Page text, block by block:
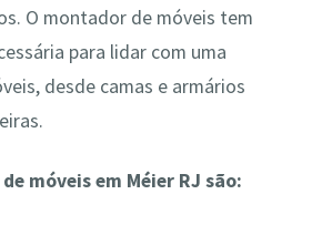
O montador de móveis tem
para lidar com uma
desde camas e armários
móveis em Méier RJ são: